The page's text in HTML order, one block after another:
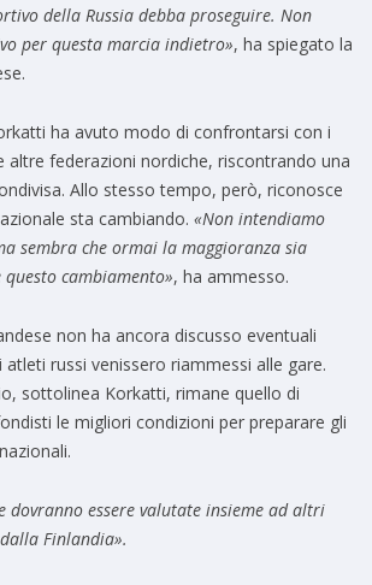
della Russia debba proseguire. Non
per questa marcia indietro», ha spiegato la
ha avuto modo di confrontarsi con i
altre federazioni nordiche, riscontrando una
Allo stesso tempo, però, riconosce
sta cambiando. «Non intendiamo
sembra che ormai la maggioranza sia
cambiamento», ha ammesso.
non ha ancora discusso eventuali
russi venissero riammessi alle gare.
sottolinea Korkatti, rimane quello di
le migliori condizioni per preparare gli
dovranno essere valutate insieme ad altri
Finlandia».